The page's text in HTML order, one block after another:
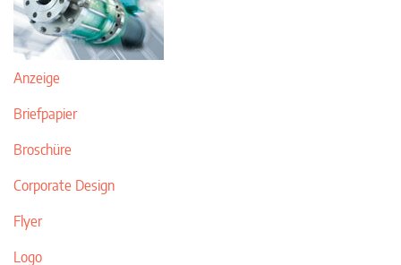
Anzeige
Briefpapier
Broschüre
Corporate Design
Flyer
Logo